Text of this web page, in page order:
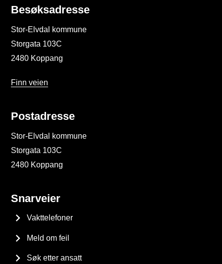
Besøksadresse
Stor-Elvdal kommune
Storgata 103C
2480 Koppang
Finn veien
Postadresse
Stor-Elvdal kommune
Storgata 103C
2480 Koppang
Snarveier
Vakttelefoner
Meld om feil
Søk etter ansatt